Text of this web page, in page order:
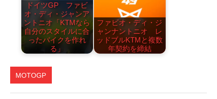
ドイツGP ファビ
オ・ディ・ジャンア
ントニオ「KTMなら
自分のスタイルに合
ったバイクを作れ
る」
ファビオ・ディ・ジ
ャンナントニオ レ
ッドブルKTMと複数
年契約を締結
MOTOGP